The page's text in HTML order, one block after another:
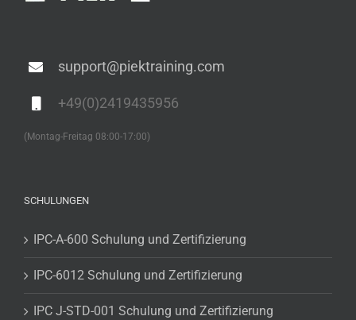
support@piektraining.com
+49(0)2419435956
(Montag-Freitag 08:00-17:00)
SCHULUNGEN
IPC-A-600 Schulung und Zertifizierung
IPC-6012 Schulung und Zertifizierung
IPC J-STD-001 Schulung und Zertifizierung